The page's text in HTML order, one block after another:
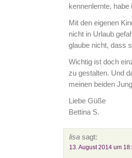
kennenlernte,
Mit den eigenen
nicht in Urlaub
glaube nicht, dass
Wichtig ist doch
zu gestalten. Und
meinen beiden
Liebe Güße
Bettina S.
lisasagt:
13. August 2014 um